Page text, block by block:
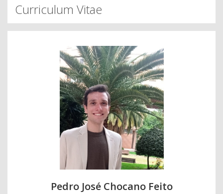
Curriculum Vitae
Pedro José Chocano Feito